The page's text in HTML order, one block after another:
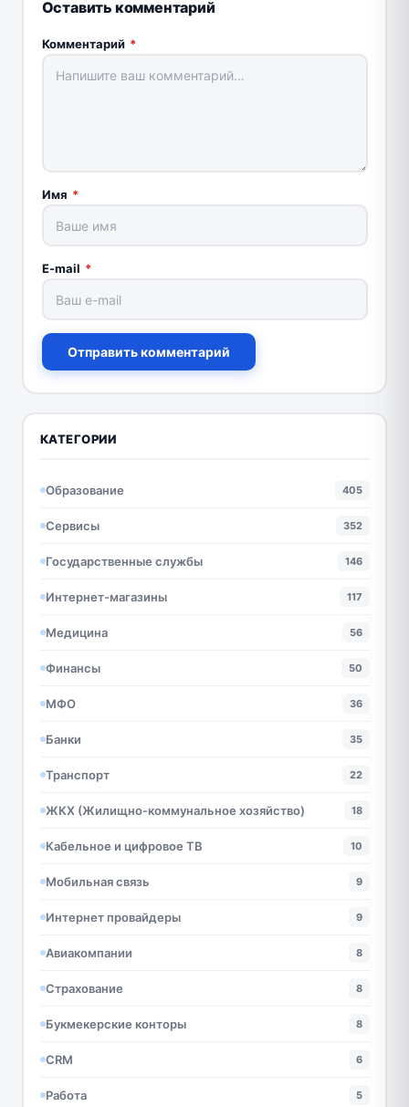
Оставить комментарий
Комментарий *
Имя *
E-mail *
Отправить комментарий
КАТЕГОРИИ
Образование 405
Сервисы 352
Государственные службы 146
Интернет-магазины 117
Медицина 56
Финансы 50
МФО 36
Банки 35
Транспорт 22
ЖКХ (Жилищно-коммунальное хозяйство) 18
Кабельное и цифровое ТВ 10
Мобильная связь 9
Интернет провайдеры 9
Авиакомпании 8
Страхование 8
Букмекерские конторы 8
CRM 6
Работа 5